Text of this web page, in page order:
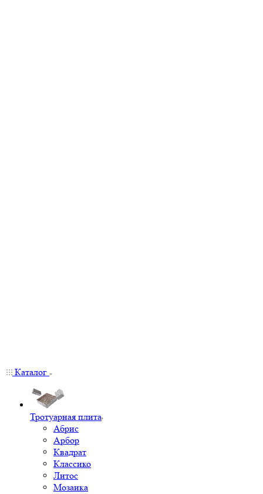
Каталог
Тротуарная плита
Абрис
Арбор
Квадрат
Классико
Литос
Мозаика